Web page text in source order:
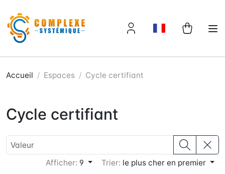
Accueil Espaces Cycle certifiant
Cycle certifiant
Afficher: 9 Trier: le plus cher en premier